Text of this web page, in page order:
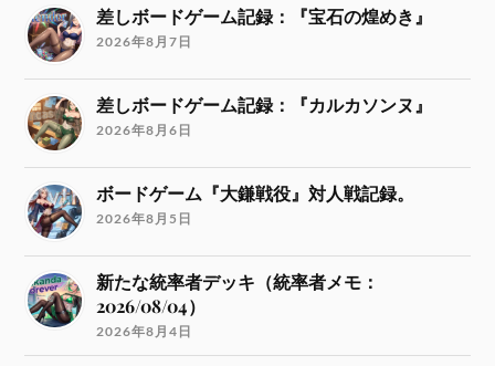
差しボードゲーム記録：『宝石の煌めき』
2026年8月7日
差しボードゲーム記録：『カルカソンヌ』
2026年8月6日
ボードゲーム『大鎌戦役』対人戦記録。
2026年8月5日
新たな統率者デッキ（統率者メモ：
2026/08/04）
2026年8月4日